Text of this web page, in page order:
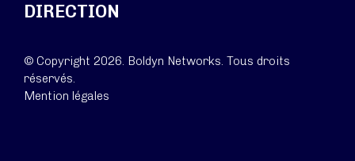
DIRECTION
© Copyright 2026. Boldyn Networks. Tous droits
réservés.
Mention légales